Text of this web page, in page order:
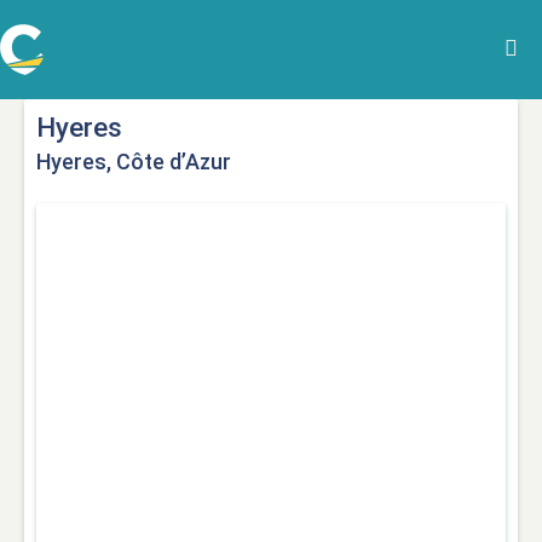
Hyeres
Hyeres, Côte d’Azur